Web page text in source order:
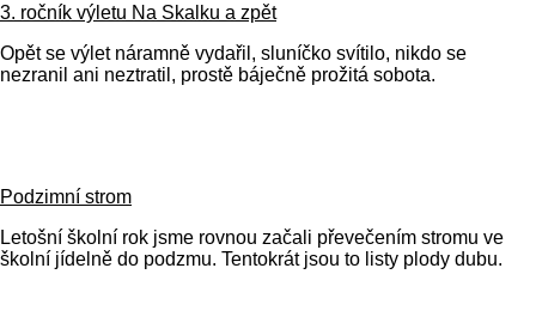
3. ročník výletu Na Skalku a zpět
Opět se výlet náramně vydařil, sluníčko svítilo, nikdo se
nezranil ani neztratil, prostě báječně prožitá sobota.
Podzimní strom
Letošní školní rok jsme rovnou začali převečením stromu ve
školní jídelně do podzmu. Tentokrát jsou to listy plody dubu.